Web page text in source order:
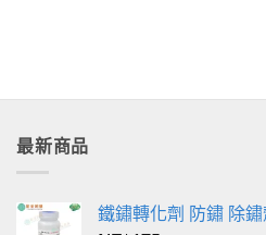
最新商品
鐵鏽轉化劑 防鏽 除鏽